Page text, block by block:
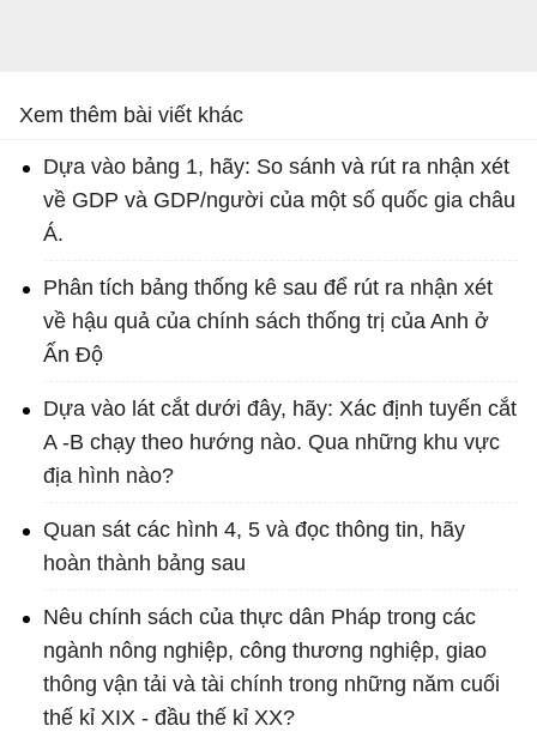
Xem thêm bài viết khác
Dựa vào bảng 1, hãy: So sánh và rút ra nhận xét
về GDP và GDP/người của một số quốc gia châu
Á.
Phân tích bảng thống kê sau để rút ra nhận xét
về hậu quả của chính sách thống trị của Anh ở
Ấn Độ
Dựa vào lát cắt dưới đây, hãy: Xác định tuyến cắt
A -B chạy theo hướng nào. Qua những khu vực
địa hình nào?
Quan sát các hình 4, 5 và đọc thông tin, hãy
hoàn thành bảng sau
Nêu chính sách của thực dân Pháp trong các
ngành nông nghiệp, công thương nghiệp, giao
thông vận tải và tài chính trong những năm cuối
thế kỉ XIX - đầu thế kỉ XX?